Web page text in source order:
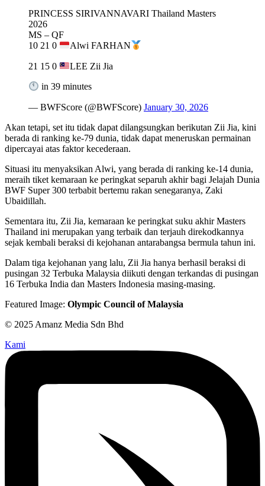
PRINCESS SIRIVANNAVARI Thailand Masters
2026
MS – QF
10 21 0
Alwi FARHAN
21 15 0 LEE Zii Jia
in 39 minutes
— BWFScore (@BWFScore) January 30, 2026
Akan tetapi, set itu tidak dapat dilangsungkan berikutan Zii Jia, kini
berada di ranking ke-79 dunia, tidak dapat meneruskan permainan
dipercayai atas faktor kecederaan.
Situasi itu menyaksikan Alwi, yang berada di ranking ke-14 dunia,
meraih tiket kemaraan ke peringkat separuh akhir bagi Jelajah Dunia
BWF Super 300 terbabit bertemu rakan senegaranya, Zaki
Ubaidillah.
Sementara itu, Zii Jia, kemaraan ke peringkat suku akhir Masters
Thailand ini merupakan yang terbaik dan terjauh direkodkannya
sejak kembali beraksi di kejohanan antarabangsa bermula tahun ini.
Dalam tiga kejohanan yang lalu, Zii Jia hanya berhasil beraksi di
pusingan 32 Terbuka Malaysia diikuti dengan terkandas di pusingan
16 Terbuka India dan Masters Indonesia masing-masing.
Featured Image: Olympic Council of Malaysia
© 2025 Amanz Media Sdn Bhd
Kami